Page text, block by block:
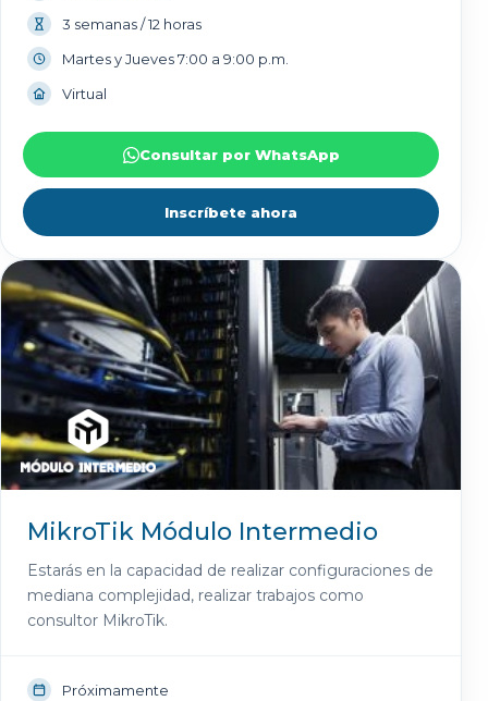
3 semanas / 12 horas
Martes y Jueves 7:00 a 9:00 p.m.
Virtual
Consultar por WhatsApp
Inscríbete ahora
MikroTik Módulo Intermedio
Estarás en la capacidad de realizar configuraciones de
mediana complejidad, realizar trabajos como
consultor MikroTik.
Próximamente